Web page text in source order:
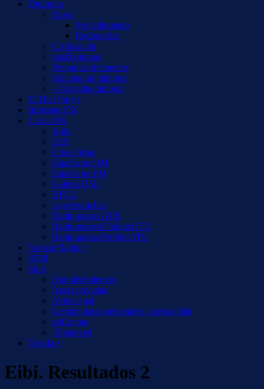
Diplomas
Bases
Procedimiento
Radiopaíses
Clsificación
misDiplomas
Preguntas frecuentes
Solicitud de diploma
– Consulta diploma
El Dial (fm) +
Informes DX
Listas DX
Aoki
EiBi
Cruce listas
España en OM
España en FM
Galería QSL
HFCC
Logs/escuchas
Radio-países AER
Radio-países/Códigos ITU
Radio-países/Prefijos ITU
Notizie Radio +
S500
Sitio
Agradecimientos
Áreas privadas
Aviso legal
Gestión datos personales y privacidad
miCuenta
¡Síguenos!
Tienda +
Eibi. Resultados 2